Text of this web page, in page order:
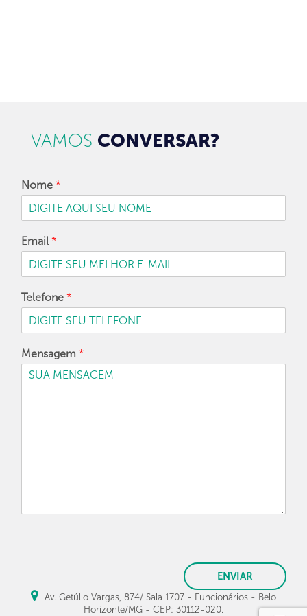
VAMOS CONVERSAR?
Nome *
Email *
Telefone *
Mensagem *
ENVIAR
Av. Getúlio Vargas, 874/ Sala 1707 - Funcionários - Belo
Horizonte/MG - CEP: 30112-020.